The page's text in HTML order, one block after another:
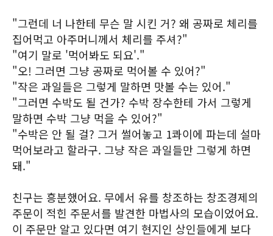
"그런데 너 나한테 무슨 말 시킨 거? 왜 공짜로 체리를
집어먹고 아주머니께서 체리를 주셔?"
"여기 말로 '먹어봐도 되요'."
"오! 그러면 그냥 공짜로 먹어볼 수 있어?"
"작은 과일들은 그렇게 말하면 맛볼 수는 있어."
"그러면 수박도 될 건가? 수박 장수한테 가서 그렇게
말하면 수박 그냥 먹을 수 있어?"
"수박은 안 될 걸? 그거 썰어놓고 1콰이에 파는데 설마
먹어보라고 할라구. 그냥 작은 과일들만 그렇게 하면
돼."
친구는 흥분했어요. 무에서 유를 창조하는 창조경제의
주문이 적힌 주문서를 발견한 마법사의 모습이었어요.
이 주문만 알고 있다면 여기 현지인 상인들에게 보다